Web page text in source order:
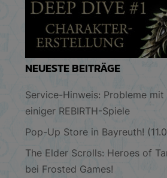
NEUESTE BEITRÄGE
Service-Hinweis: Probleme
einiger REBIRTH-Spiele
Pop-Up Store in Bayreuth!
The Elder Scrolls: Heroes of
bei Frosted Games!